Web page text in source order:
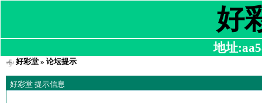
好
地址
好彩堂» 论坛提示
好彩堂 提示信息